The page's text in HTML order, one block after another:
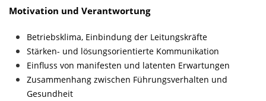
Motivation und Verantwortung
Betriebsklima, Einbindung der Leitungskräfte
Stärken- und lösungsorientierte Kommunikation
Einfluss von manifesten und latenten Erwartungen
Zusammenhang zwischen Führungsverhalten und
Gesundheit